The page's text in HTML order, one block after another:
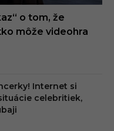
o tom, že
môže videohra
Internet si
celebritiek,